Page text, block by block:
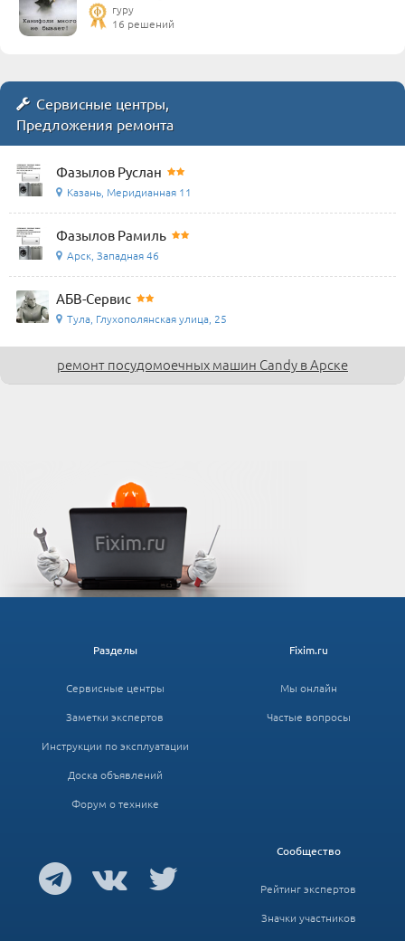
гуру
16 решений
Сервисные центры,
Предложения ремонта
Фазылов Руслан
Казань, Меридианная 11
Фазылов Рамиль
Арск, Западная 46
АБВ-Сервис
Тула, Глухополянская улица, 25
ремонт посудомоечных машин Candy в Арске
Fixim.ru
Мы онлайн
Частые вопросы
Разделы
Сервисные центры
Заметки экспертов
Инструкции по эксплуатации
Доска объявлений
Форум о технике
Сообщество
Рейтинг экспертов
Значки участников